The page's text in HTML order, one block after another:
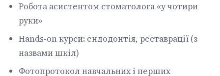
Робота асистентом стоматолога «у чотири
руки»
Hands-on курси: ендодонтія, реставрації (з
назвами шкіл)
Фотопротокол навчальних і перших